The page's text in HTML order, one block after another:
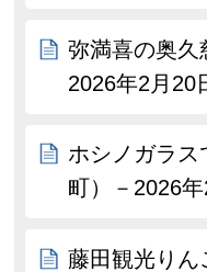
弥満喜の奥久
2026年2月20
ホシノガラス
町）－2026
藤田観光りん